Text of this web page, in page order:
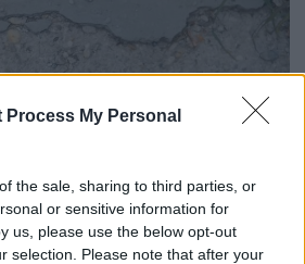
Process My Personal
the sale, sharing to third parties, or
or sensitive information for
us, please use the below opt-out
selection. Please note that after your